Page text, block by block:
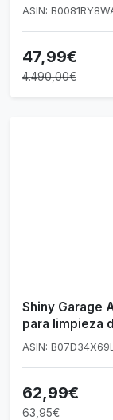
Agua, para
ASIN:
47,99€
4.490,00€
Shiny Garage
para limpieza
ASIN: B07D34X69L
62,99€
63,95€